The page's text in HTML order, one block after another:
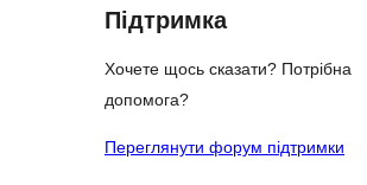
Підтримка
Хочете щось сказати? Потрібна
допомога?
Переглянути форум підтримки